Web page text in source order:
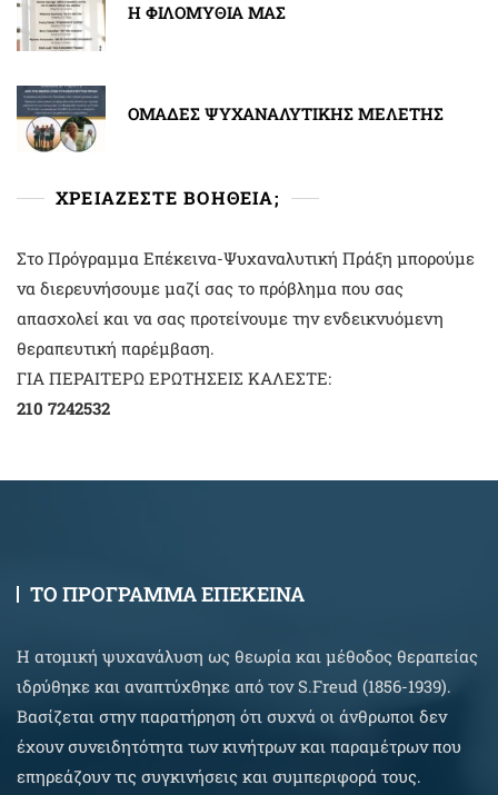
Η ΦΙΛΟΜΥΘΙΑ ΜΑΣ
ΟΜΑΔΕΣ ΨΥΧΑΝΑΛΥΤΙΚΗΣ ΜΕΛΕΤΗΣ
ΧΡΕΙΑΖΕΣΤΕ ΒΟΗΘΕΙΑ;
Στο Πρόγραμμα Επέκεινα-Ψυχαναλυτική Πράξη μπορούμε
να διερευνήσουμε μαζί σας το πρόβλημα που σας
απασχολεί και να σας προτείνουμε την ενδεικνυόμενη
θεραπευτική παρέμβαση.
ΓΙΑ ΠΕΡΑΙΤΕΡΩ ΕΡΩΤΗΣΕΙΣ ΚΑΛΕΣΤΕ:
210 7242532
ΤΟ ΠΡΟΓΡΑΜΜΑ ΕΠΕΚΕΙΝΑ
Η ατομική ψυχανάλυση ως θεωρία και μέθοδος θεραπείας
ιδρύθηκε και αναπτύχθηκε από τον S.Freud (1856-1939).
Βασίζεται στην παρατήρηση ότι συχνά οι άνθρωποι δεν
έχουν συνειδητότητα των κινήτρων και παραμέτρων που
επηρεάζουν τις συγκινήσεις και συμπεριφορά τους.